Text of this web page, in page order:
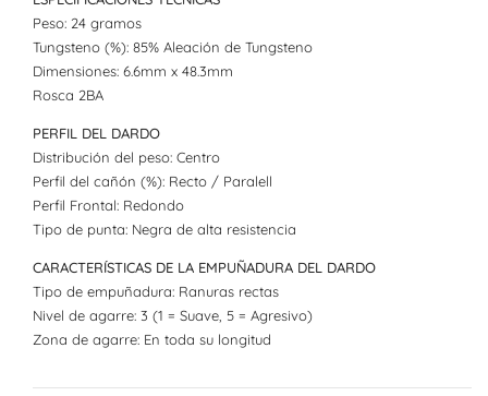
Peso: 24 gramos
Tungsteno (%): 85% Aleación de Tungsteno
Dimensiones: 6.6mm x 48.3mm
Rosca 2BA
PERFIL DEL DARDO
Distribución del peso: Centro
Perfil del cañón (%): Recto / Paralell
Perfil Frontal: Redondo
Tipo de punta: Negra de alta resistencia
CARACTERÍSTICAS DE LA EMPUÑADURA DEL DARDO
Tipo de empuñadura: Ranuras rectas
Nivel de agarre: 3 (1 = Suave, 5 = Agresivo)
Zona de agarre: En toda su longitud